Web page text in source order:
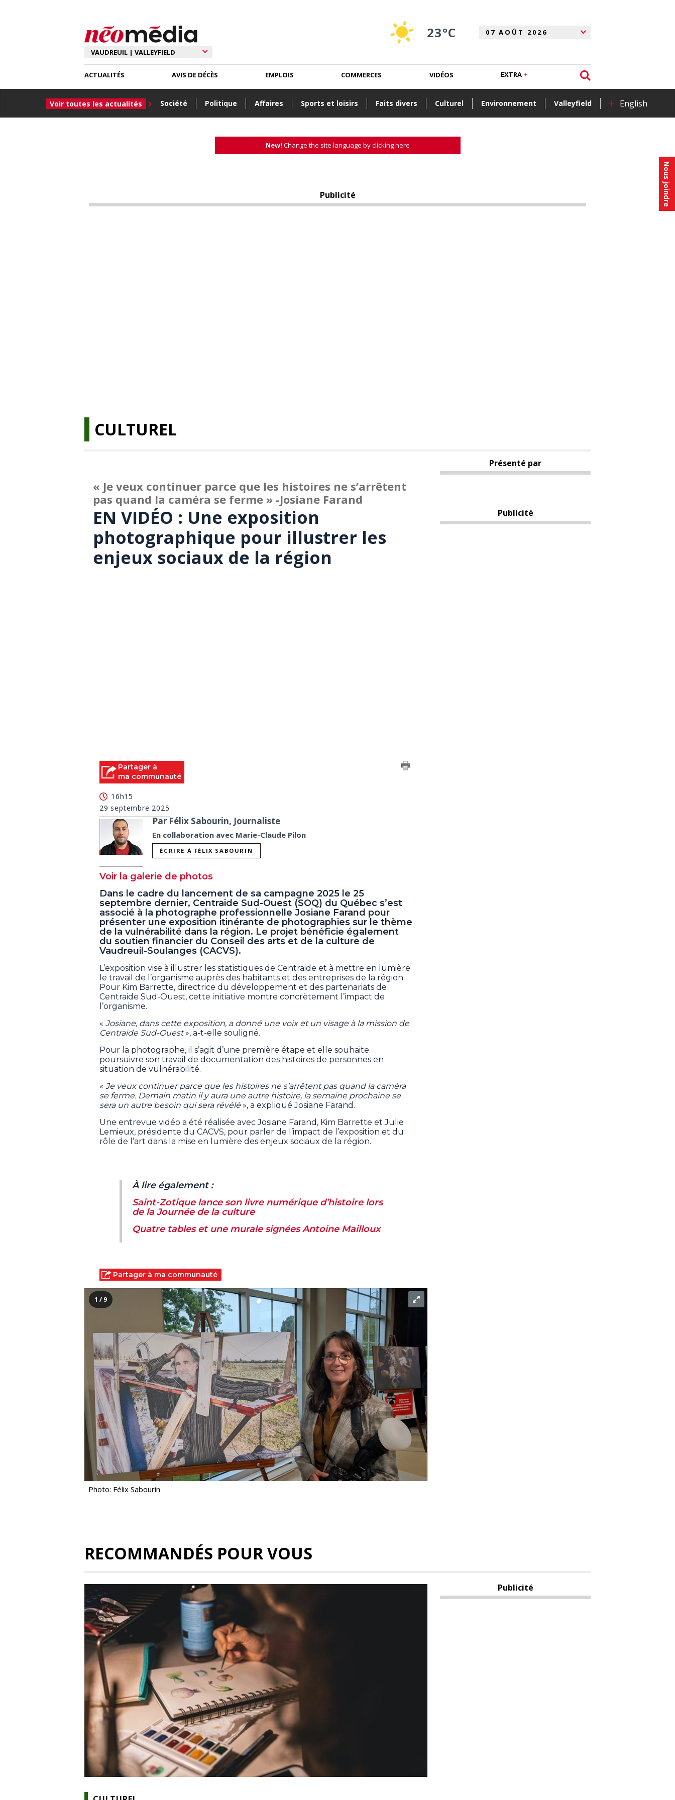
Nous joindre
23°C
ACTUALITÉS
Voir toutes les actualités Société Politique Affaires Sports et loisirs Faits divers Culturel Environnement Valleyfield + English
AVIS DE DÉCÈS EMPLOIS COMMERCES VIDÉOS EXTRA
New! Change the site language by clicking here
Publicité
CULTUREL
« Je veux continuer parce que les histoires ne s’arrêtent
pas quand la caméra se ferme » -Josiane Farand
EN VIDÉO : Une exposition
photographique pour illustrer les
enjeux sociaux de la région
Partager à
ma communauté
16h15
29 septembre 2025
Par Félix Sabourin, Journaliste
En collaboration avec Marie-Claude Pilon
ÉCRIRE À FÉLIX SABOURIN
Voir la galerie de photos
Dans le cadre du lancement de sa campagne 2025 le 25
septembre dernier, Centraide Sud-Ouest (SOQ) du Québec s’est
associé à la photographe professionnelle Josiane Farand pour
présenter une exposition itinérante de photographies sur le thème
de la vulnérabilité dans la région. Le projet bénéficie également
du soutien financier du Conseil des arts et de la culture de
Vaudreuil-Soulanges (CACVS).
L’exposition vise à illustrer les statistiques de Centraide et à mettre en lumière
le travail de l’organisme auprès des habitants et des entreprises de la région.
Pour Kim Barrette, directrice du développement et des partenariats de
Centraide Sud-Ouest, cette initiative montre concrètement l’impact de
l’organisme.
« Josiane, dans cette exposition, a donné une voix et un visage à la mission de
Centraide Sud-Ouest», a-t-elle souligné.
Pour la photographe, il s’agit d’une première étape et elle souhaite
poursuivre son travail de documentation des histoires de personnes en
situation de vulnérabilité.
« Je veux continuer parce que les histoires ne s’arrêtent pas quand la caméra
se ferme. Demain matin il y aura une autre histoire, la semaine prochaine se
sera un autre besoin qui sera révélé», a expliqué Josiane Farand.
Une entrevue vidéo a été réalisée avec Josiane Farand, Kim Barrette et Julie
Lemieux, présidente du CACVS, pour parler de l’impact de l’exposition et du
rôle de l’art dans la mise en lumière des enjeux sociaux de la région.
À lire également :
Saint-Zotique lance son livre numérique d’histoire lors
de la Journée de la culture
Quatre tables et une murale signées Antoine Mailloux
Partager à ma communauté
1 / 9
Photo: Félix Sabourin
Présenté par
Publicité
RECOMMANDÉS POUR VOUS
Publicité